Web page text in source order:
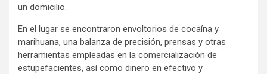
un domicilio.
En el lugar se encontraron envoltorios de cocaína y
marihuana, una balanza de precisión, prensas y otras
herramientas empleadas en la comercialización de
estupefacientes, así como dinero en efectivo y